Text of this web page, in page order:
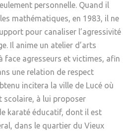
personnelle. Quand il
mathématiques, en 1983, il ne
pour canaliser l’agressivité
Il anime un atelier d’arts
face agresseurs et victimes, afin
une relation de respect
incitera la ville de Lucé où
scolaire, à lui proposer
karaté éducatif, dont il est
dans le quartier du Vieux